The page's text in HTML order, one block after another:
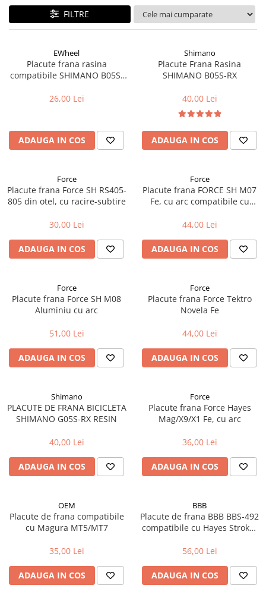
Accesorii biciclete
Scaun bicicleta copii
Chei si scule bicicleta
Portbagaj bicicleta
Cosuri bicicleta
Produse intretinere bicicleta
Claxon bicicleta
Bidoane si suporti bicicleta
Cricuri bicicleta
Suport bicicleta
Lumini bicicleta
Piese biciclete
Anvelopa bicicleta
Pinioane
Lant bicicleta
Urechi cadru bicicleta
Mansoane si ghidolina
Pedale bicicleta
Cuvete bicicleta
Furci bicicleta
Cabluri si camasi
FILTRE
EWheel
Placute frana rasina
compatibile SHIMANO B05S-
2025)
26,00 Lei
ADAUGA IN COS
Shimano
Placute Frana Rasina
SHIMANO B05S-RX
40,00 Lei
ADAUGA IN COS
Force
Placute frana Force SH RS405-
805 din otel, cu racire-subtire
30,00 Lei
ADAUGA IN COS
Force
Placute frana FORCE SH M07
Fe, cu arc compatibile cu
44,00 Lei
ADAUGA IN COS
Force
Placute frana Force SH M08
Aluminiu cu arc
51,00 Lei
ADAUGA IN COS
Force
Placute frana Force Tektro
Novela Fe
44,00 Lei
ADAUGA IN COS
Shimano
PLACUTE DE FRANA BICICLETA
SHIMANO G05S-RX RESIN
40,00 Lei
ADAUGA IN COS
Force
Placute frana Force Hayes
Mag/X9/X1 Fe, cu arc
36,00 Lei
ADAUGA IN COS
OEM
Placute de frana compatibile
cu Magura MT5/MT7
35,00 Lei
ADAUGA IN COS
BBB
Placute de frana BBB BBS-492
compatibile cu Hayes Stroker
56,00 Lei
ADAUGA IN COS